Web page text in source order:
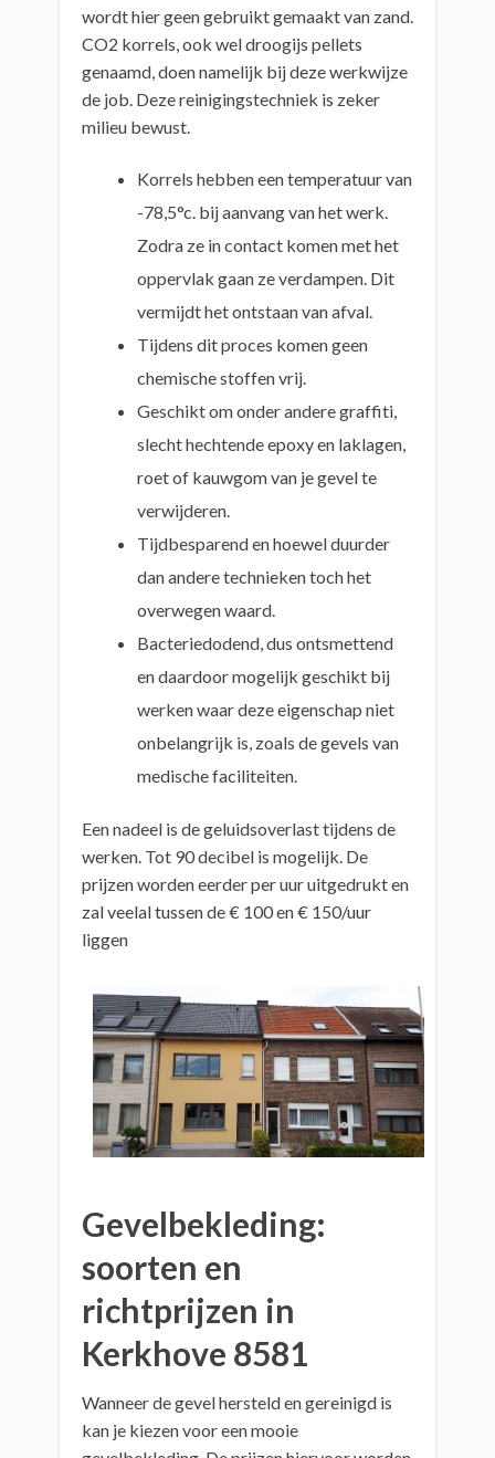
wordt hier geen gebruikt gemaakt van zand.
CO2 korrels, ook wel droogijs pellets
genaamd, doen namelijk bij deze werkwijze
de job. Deze reinigingstechniek is zeker
milieu bewust.
Korrels hebben een temperatuur van
-78,5°c. bij aanvang van het werk.
Zodra ze in contact komen met het
oppervlak gaan ze verdampen. Dit
vermijdt het ontstaan van afval.
Tijdens dit proces komen geen
chemische stoffen vrij.
Geschikt om onder andere graffiti,
slecht hechtende epoxy en laklagen,
roet of kauwgom van je gevel te
verwijderen.
Tijdbesparend en hoewel duurder
dan andere technieken toch het
overwegen waard.
Bacteriedodend, dus ontsmettend
en daardoor mogelijk geschikt bij
werken waar deze eigenschap niet
onbelangrijk is, zoals de gevels van
medische faciliteiten.
Een nadeel is de geluidsoverlast tijdens de
werken. Tot 90 decibel is mogelijk. De
prijzen worden eerder per uur uitgedrukt en
zal veelal tussen de € 100 en € 150/uur
liggen
Gevelbekleding:
soorten en
richtprijzen in
Kerkhove 8581
Wanneer de gevel hersteld en gereinigd is
kan je kiezen voor een mooie